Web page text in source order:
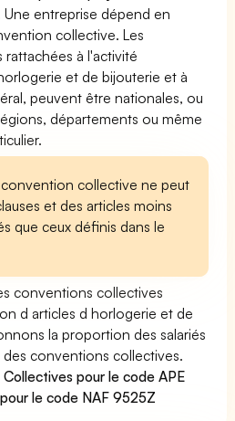
Une entreprise dépend en
collective. Les
à l'activité
et de bijouterie et à
peuvent être nationales, ou
départements ou même
convention collective ne peut
et des articles moins
que ceux définis dans le
conventions collectives
d articles d horlogerie et de
la proportion des salariés
conventions collectives.
pour le code APE
le code NAF 9525Z